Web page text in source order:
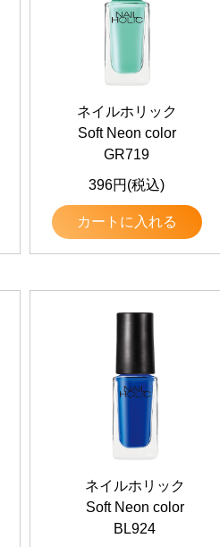
ネイルホリック
Soft Neon color
GR719
396円(税込)
カートに入れる
ネイルホリック
Soft Neon color
BL924